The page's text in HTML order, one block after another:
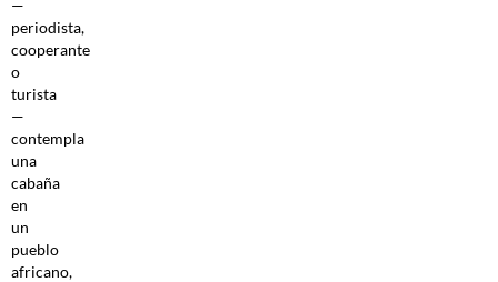
—
periodista,
cooperante
o
turista
—
contempla
una
cabaña
en
un
pueblo
africano,